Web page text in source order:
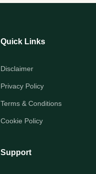
Quick Links
Disclaimer
Privacy Policy
Terms & Conditions
Cookie Policy
Support